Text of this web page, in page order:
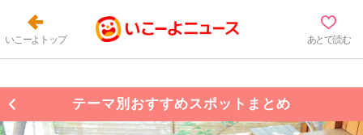
いこーよトップ あとで読む
テーマ別おすすめスポットまとめ